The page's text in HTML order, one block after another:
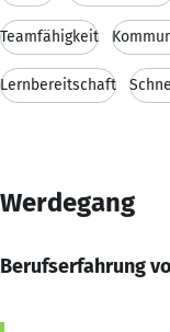
Teamfähigkeit
Lernbereitschaft
Werdegang
Berufserfahrung